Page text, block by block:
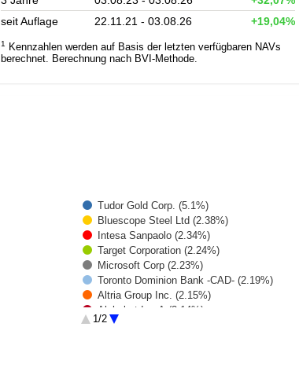
seit Auflage
22.11.21 - 03.08.26 +19,04%
1
Kennzahlen werden auf Basis der letzten verfügbaren NAVs
berechnet. Berechnung nach BVI-Methode.
Tudor Gold Corp. (5.1%)
Bluescope Steel Ltd (2.38%)
Intesa Sanpaolo (2.34%)
Target Corporation (2.24%)
Microsoft Corp (2.23%)
Toronto Dominion Bank -CAD- (2.19%)
Altria Group Inc. (2.15%)
Alphabet Inc A (2.14%)
ABN AMRO BANK ORD (2.1%)
1/2